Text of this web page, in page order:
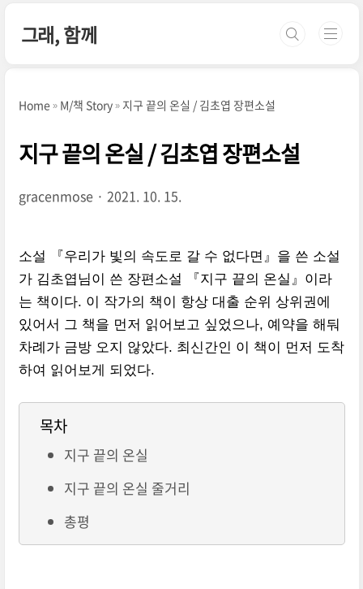
그래, 함께
Home M/책 Story 지구 끝의 온실 / 김초엽 장편소설
지구 끝의 온실 / 김초엽 장편소설
gracenmose 2021. 10. 15.
소설 『우리가 빛의 속도로 갈 수 없다면』을 쓴 소설
가 김초엽님이 쓴 장편소설 『지구 끝의 온실』이라
는 책이다. 이 작가의 책이 항상 대출 순위 상위권에
있어서 그 책을 먼저 읽어보고 싶었으나, 예약을 해둬
차례가 금방 오지 않았다. 최신간인 이 책이 먼저 도착
하여 읽어보게 되었다.
목차
지구 끝의 온실
지구 끝의 온실 줄거리
총평